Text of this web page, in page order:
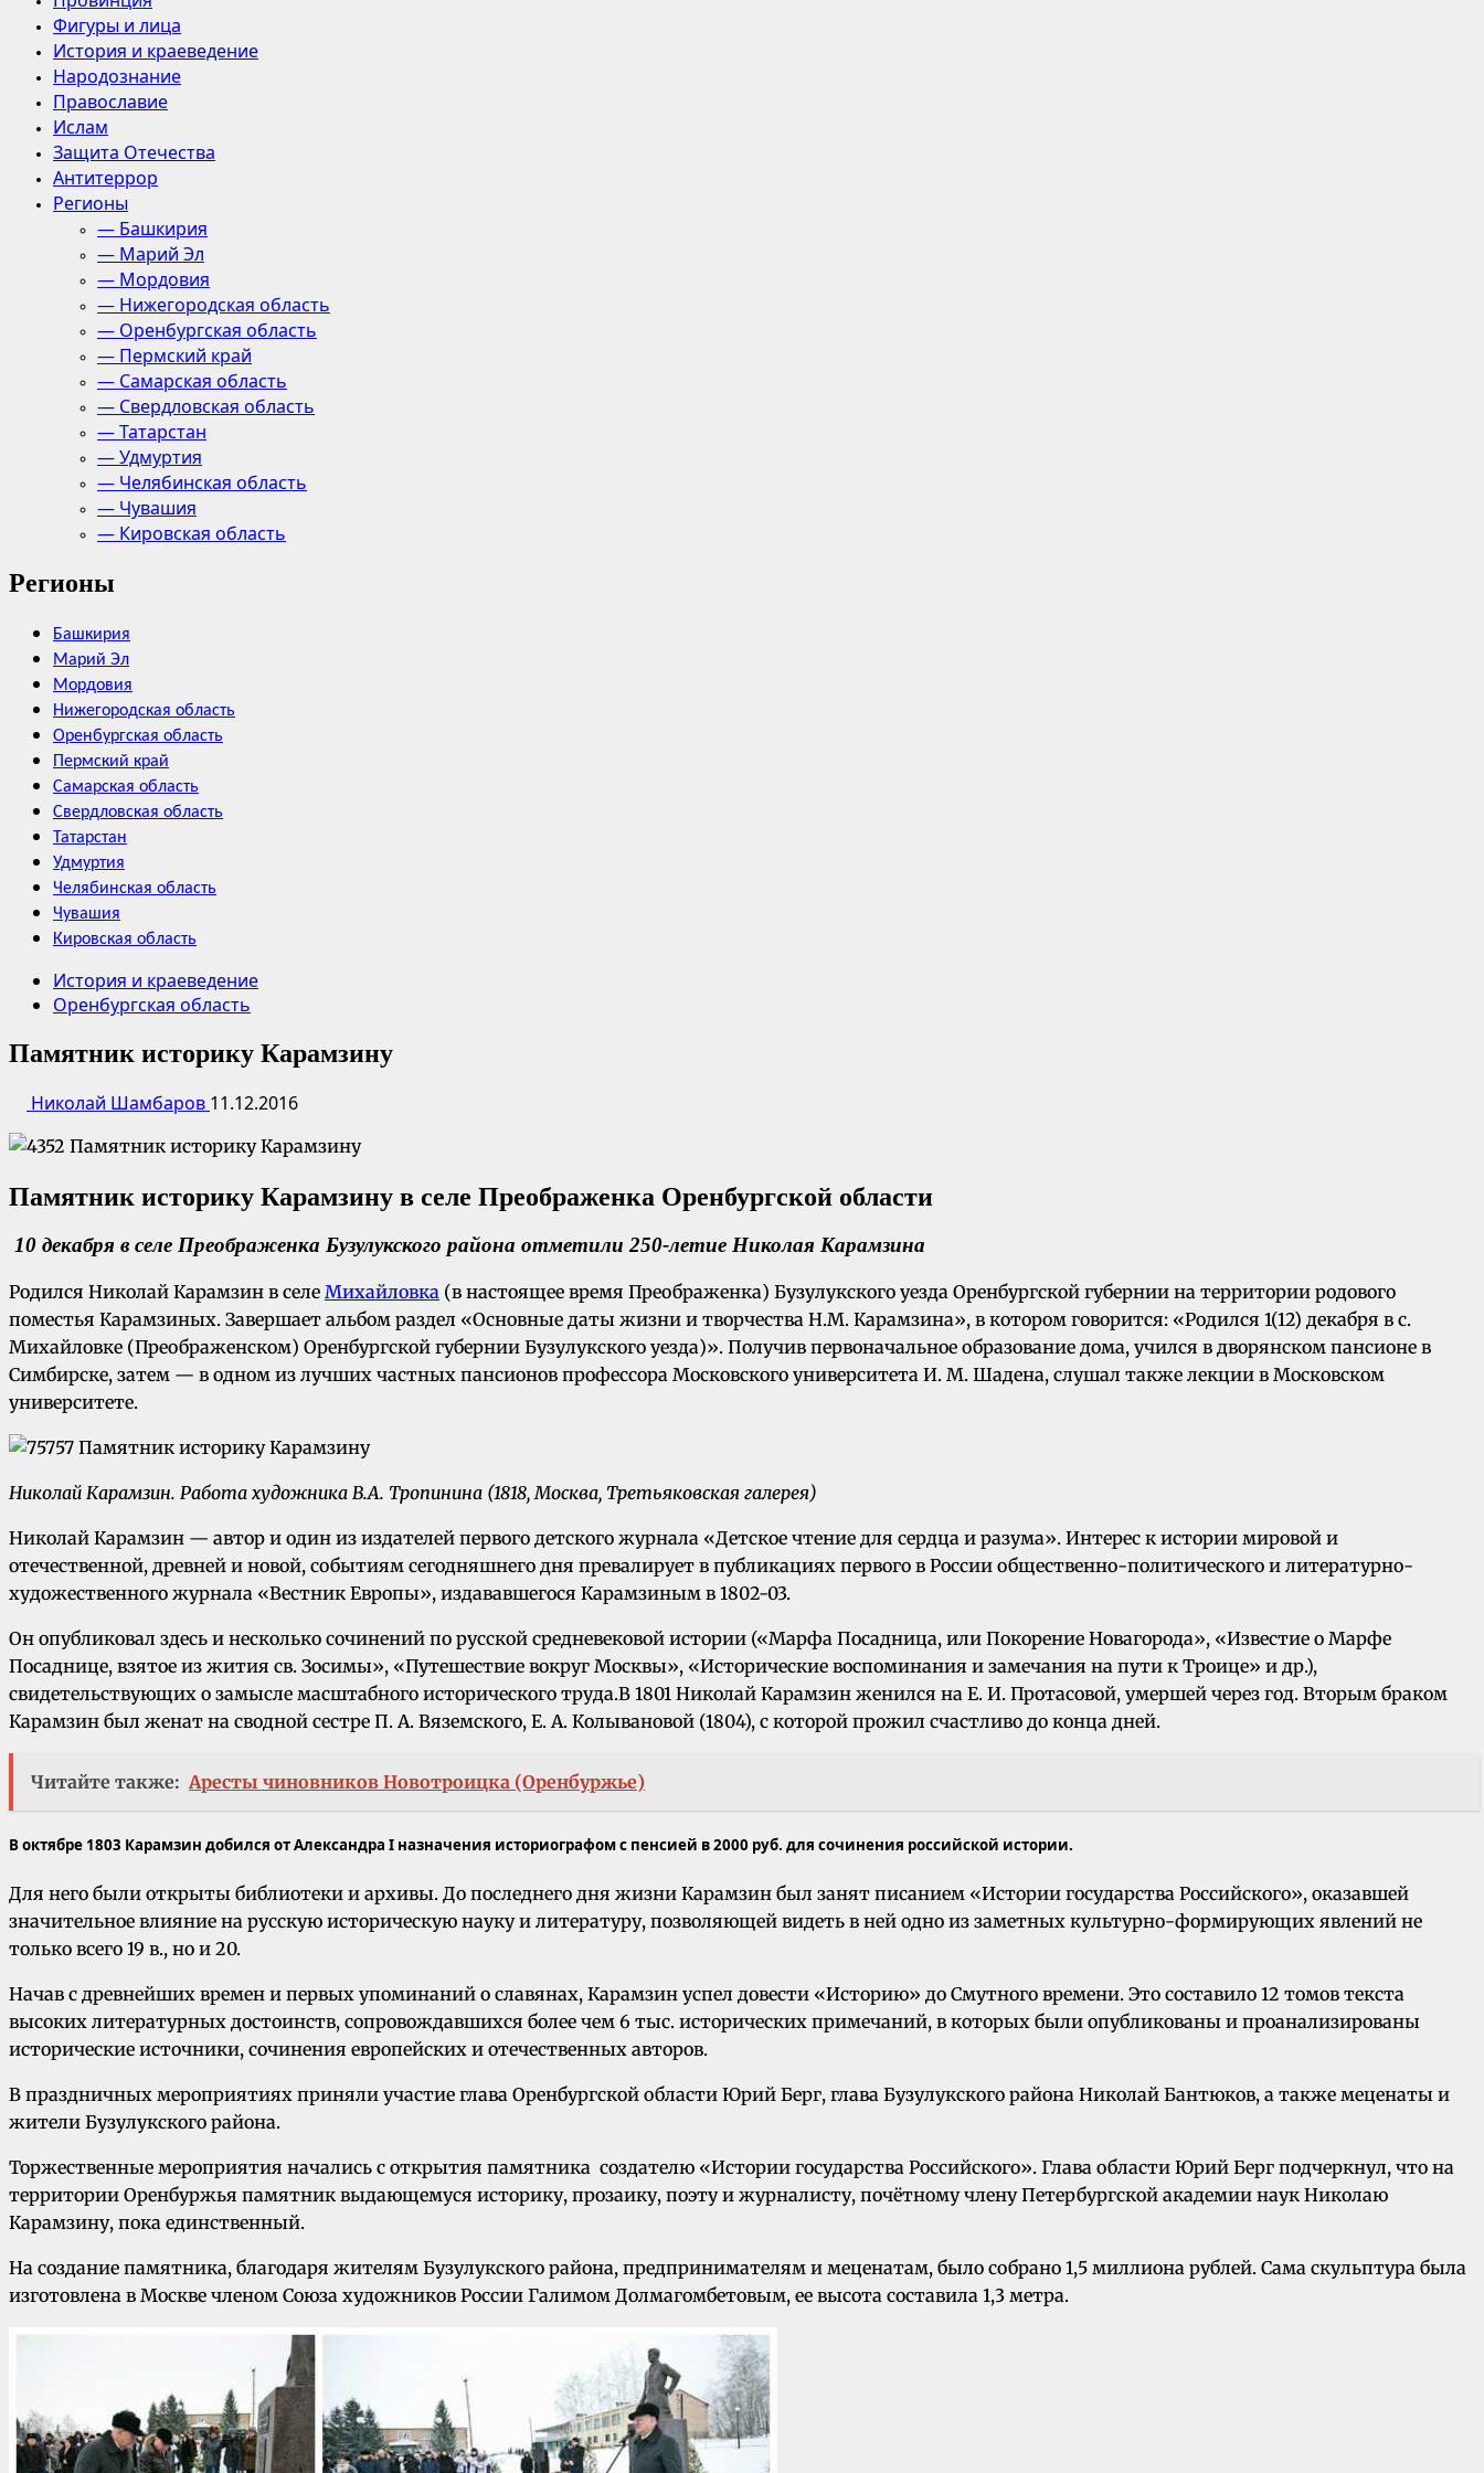
Фигуры и лица
История и краеведение
Народознание
Православие
Ислам
Защита Отечества
Антитеррор
Регионы
— Башкирия
— Марий Эл
— Мордовия
— Нижегородская область
— Оренбургская область
— Пермский край
— Самарская область
— Свердловская область
— Татарстан
— Удмуртия
— Челябинская область
— Чувашия
— Кировская область
Регионы
Башкирия
Марий Эл
Мордовия
Нижегородская область
Оренбургская область
Пермский край
Самарская область
Свердловская область
Татарстан
Удмуртия
Челябинская область
Чувашия
Кировская область
История и краеведение
Оренбургская область
Памятник историку Карамзину
Николай Шамбаров 11.12.2016
Памятник историку Карамзину в селе Преображенка Оренбургской области
10 декабря в селе Преображенка Бузулукского района отметили 250-летие Николая Карамзина
Родился Николай Карамзин в селе Михайловка (в настоящее время Преображенка) Бузулукского уезда Оренбургской губернии на территории родового
поместья Карамзиных. Завершает альбом раздел «Основные даты жизни и творчества Н.М. Карамзина», в котором говорится: «Родился 1(12) декабря в с.
Михайловке (Преображенском) Оренбургской губернии Бузулукского уезда)». Получив первоначальное образование дома, учился в дворянском пансионе в
Симбирске, затем — в одном из лучших частных пансионов профессора Московского университета И. М. Шадена, слушал также лекции в Московском
университете.
Николай Карамзин. Работа художника В.А. Тропинина (1818, Москва, Третьяковская галерея)
Николай Карамзин — автор и один из издателей первого детского журнала «Детское чтение для сердца и разума». Интерес к истории мировой и
отечественной, древней и новой, событиям сегодняшнего дня превалирует в публикациях первого в России общественно-политического и литературно-
художественного журнала «Вестник Европы», издававшегося Карамзиным в 1802-03.
Он опубликовал здесь и несколько сочинений по русской средневековой истории («Марфа Посадница, или Покорение Новагорода», «Известие о Марфе
Посаднице, взятое из жития св. Зосимы», «Путешествие вокруг Москвы», «Исторические воспоминания и замечания на пути к Троице» и др.),
свидетельствующих о замысле масштабного исторического труда.В 1801 Николай Карамзин женился на Е. И. Протасовой, умершей через год. Вторым браком
Карамзин был женат на сводной сестре П. А. Вяземского, Е. А. Колывановой (1804), с которой прожил счастливо до конца дней.
Читайте также: Аресты чиновников Новотроицка (Оренбуржье)
В октябре 1803 Карамзин добился от Александра I назначения историографом с пенсией в 2000 руб. для сочинения российской истории.
Для него были открыты библиотеки и архивы. До последнего дня жизни Карамзин был занят писанием «Истории государства Российского», оказавшей
значительное влияние на русскую историческую науку и литературу, позволяющей видеть в ней одно из заметных культурно-формирующих явлений не
только всего 19 в., но и 20.
Начав с древнейших времен и первых упоминаний о славянах, Карамзин успел довести «Историю» до Смутного времени. Это составило 12 томов текста
высоких литературных достоинств, сопровождавшихся более чем 6 тыс. исторических примечаний, в которых были опубликованы и проанализированы
исторические источники, сочинения европейских и отечественных авторов.
В праздничных мероприятиях приняли участие глава Оренбургской области Юрий Берг, глава Бузулукского района Николай Бантюков, а также меценаты и
жители Бузулукского района.
Торжественные мероприятия начались с открытия памятника создателю «Истории государства Российского». Глава области Юрий Берг подчеркнул, что на
территории Оренбуржья памятник выдающемуся историку, прозаику, поэту и журналисту, почётному члену Петербургской академии наук Николаю
Карамзину, пока единственный.
На создание памятника, благодаря жителям Бузулукского района, предпринимателям и меценатам, было собрано 1,5 миллиона рублей. Сама скульптура была
изготовлена в Москве членом Союза художников России Галимом Долмагомбетовым, ее высота составила 1,3 метра.